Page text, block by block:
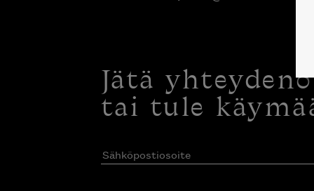
Jätä
tai tule
Sähköpostiosoite(Pakollinen)